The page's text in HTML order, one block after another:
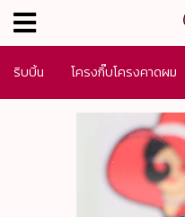
menu
ริบบิ้น โครงกิ๊บโครงคาดผม
SALE